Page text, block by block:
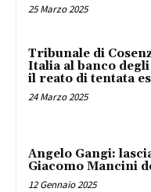
25 Marzo 2025
Tribunale di
Italia al banco
il reato di tentata
24 Marzo 2025
Angelo Gangi:
Giacomo Mancini
12 Gennaio 2025